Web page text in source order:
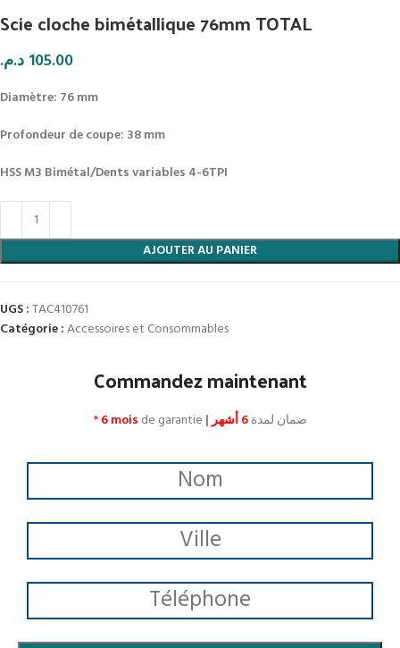
Scie cloche bimétallique 76mm TOTAL
105.00 د.م.
Diamètre: 76 mm
Profondeur de coupe: 38 mm
HSS M3 Bimétal/Dents variables 4-6TPI
AJOUTER AU PANIER
UGS :TAC410761
Catégorie :Accessoires et Consommables
Commandez maintenant
*6 mois de garantie | ضمان لمدة6 أشهر